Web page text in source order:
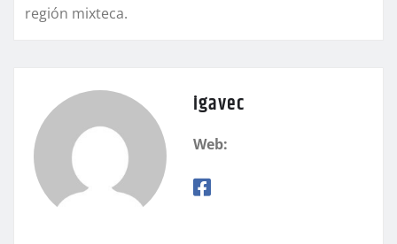
región mixteca.
igavec
Web: